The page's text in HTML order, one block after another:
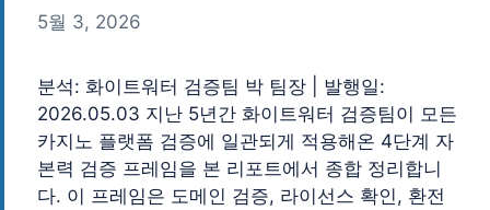
5월 3, 2026
분석: 화이트워터 검증팀 박 팀장 | 발행일:
2026.05.03 지난 5년간 화이트워터 검증팀이 모든
카지노 플랫폼 검증에 일관되게 적용해온 4단계 자
본력 검증 프레임을 본 리포트에서 종합 정리합니
다. 이 프레임은 도메인 검증, 라이선스 확인, 환전